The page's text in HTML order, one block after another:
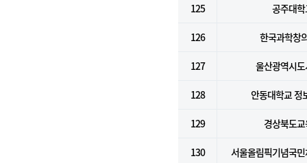
125 공주대
126 한국과학창
127 울산광역시
128 안동대학교 정
129 경상북도
130 서울올림픽기념국